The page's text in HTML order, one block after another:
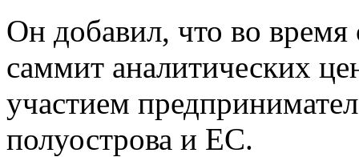
Он добавил, что во время
саммит аналитических
участием
полуострова и ЕС.